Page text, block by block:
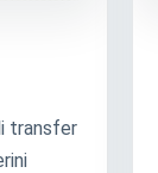
transfer